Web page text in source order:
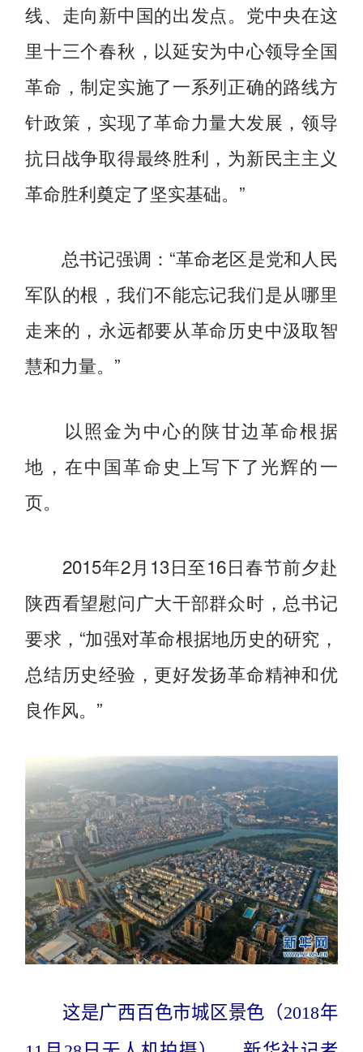
线、走向新中国的出发点。党中央在这
里十三个春秋，以延安为中心领导全国
革命，制定实施了一系列正确的路线方
针政策，实现了革命力量大发展，领导
抗日战争取得最终胜利，为新民主主义
革命胜利奠定了坚实基础。”
总书记强调：“革命老区是党和人民
军队的根，我们不能忘记我们是从哪里
走来的，永远都要从革命历史中汲取智
慧和力量。”
以照金为中心的陕甘边革命根据
地，在中国革命史上写下了光辉的一
页。
2015年2月13日至16日春节前夕赴
陕西看望慰问广大干部群众时，总书记
要求，“加强对革命根据地历史的研究，
总结历史经验，更好发扬革命精神和优
良作风。”
这是广西百色市城区景色（2018年